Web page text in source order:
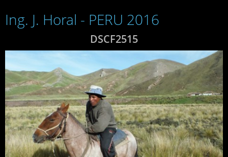
Ing. J. Horal - PERU 2016
DSCF2515